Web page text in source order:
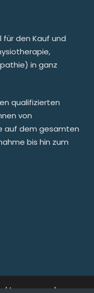
für den Kauf und
in ganz
qualifizierten
von
auf dem gesamten
bis hin zum
|Impressum|